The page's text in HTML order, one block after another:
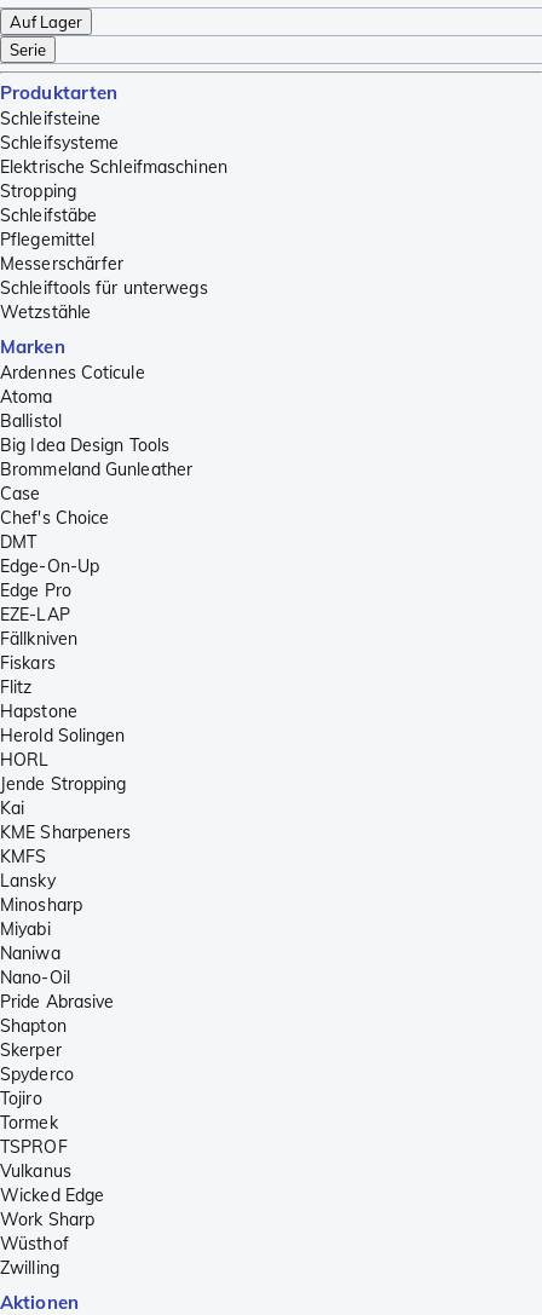
Auf Lager
Serie
Produktarten
Schleifsteine
Schleifsysteme
Elektrische Schleifmaschinen
Stropping
Schleifstäbe
Pflegemittel
Messerschärfer
Schleiftools für unterwegs
Wetzstähle
Marken
Ardennes Coticule
Atoma
Ballistol
Big Idea Design Tools
Brommeland Gunleather
Case
Chef's Choice
DMT
Edge-On-Up
Edge Pro
EZE-LAP
Fällkniven
Fiskars
Flitz
Hapstone
Herold Solingen
HORL
Jende Stropping
Kai
KME Sharpeners
KMFS
Lansky
Minosharp
Miyabi
Naniwa
Nano-Oil
Pride Abrasive
Shapton
Skerper
Spyderco
Tojiro
Tormek
TSPROF
Vulkanus
Wicked Edge
Work Sharp
Wüsthof
Zwilling
Aktionen